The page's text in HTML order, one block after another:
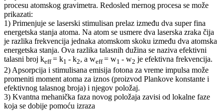
procesu atomskog gravimetra. Redosled mernog procesa se može
prikazati:
1) Primenjuje se laserski stimulisan prelaz između dva super fina
energetska stanja atoma. Na atom se usmere dva laserska zraka čija
je razlika frekvencija jednaka atomskom skoku između dva atomska
energetska stanja. Ova razlika talasnih dužina se naziva efektivni
talasni broj keff= k1 - k2, a weff= w1 - w2 je efektivna frekvencija.
2) Apsorpcija i stimulisana emisija fotona za vreme impulsa može
promeniti moment atoma za iznos (proizvod Plankove konstante i
efektivnog talasnog broja) i njegov položaj.
3) Kvantna mehanička faza novog položaja zavisi od lokalne faze
koja se dobije pomoću izraza